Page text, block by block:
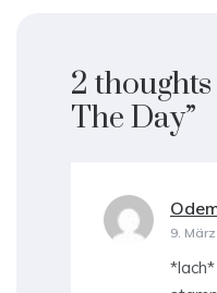
2 thoughts
The Day”
9.